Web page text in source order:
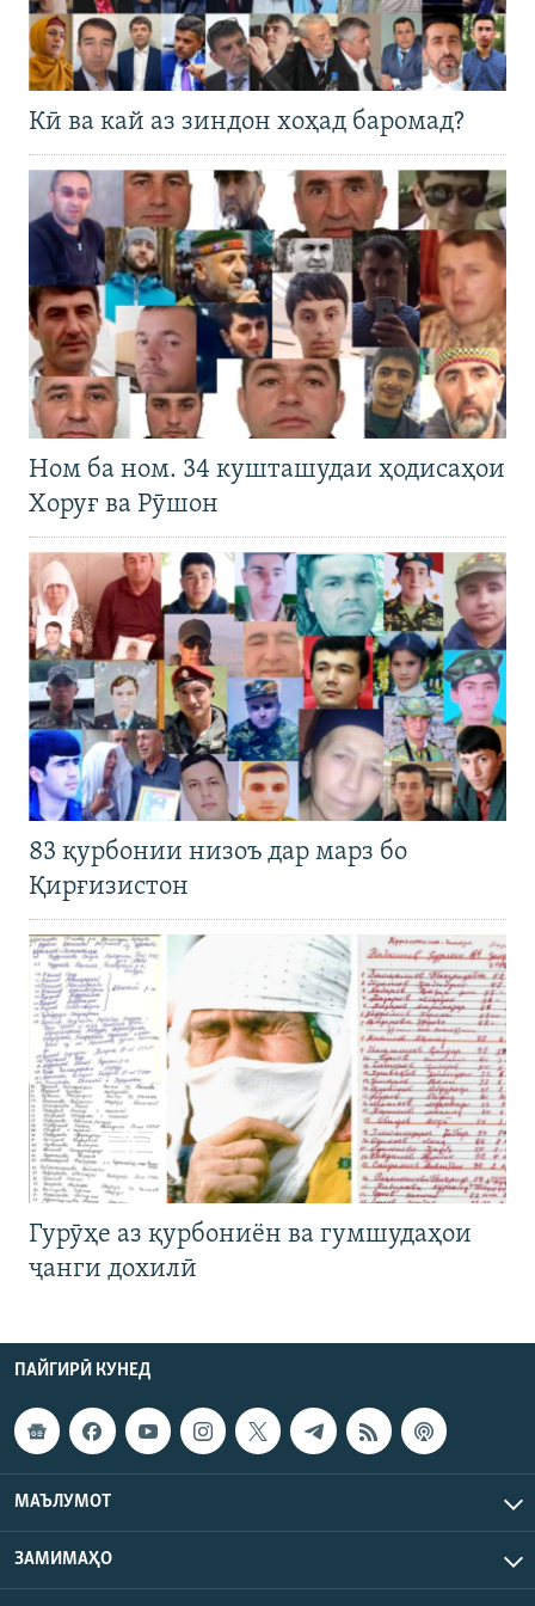
Кӣ ва кай аз зиндон хоҳад баромад?
Ном ба ном. 34 кушташудаи ҳодисаҳои
Хоруғ ва Рӯшон
83 қурбонии низоъ дар марз бо
Қирғизистон
Гурӯҳе аз қурбониён ва гумшудаҳои
ҷанги дохилӣ
ПАЙГИРӢ КУНЕД
МАЪЛУМОТ
ЗАМИМАҲО